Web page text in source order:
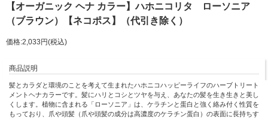
【オーガニック ヘナ カラー】ハホニコリタ ローソニア
（ブラウン）【ネコポス】（代引き除く）
価格:2,033円(税込)
商品説明
髪とカラダと環境のことを考えて生まれたハホニコハッピーライフのハーブトリート
メントヘナカラーです。髪にハリとコシとツヤを与え、あなたの髪を生き生きと美し
くします。植物に含まれる「ローソニア」は、ケラチンと蛋白と強く絡み付く性質を
もっており、爪や頭髪（爪や頭髪の成分は高濃度のケラチン蛋白）の表面に長持ちす